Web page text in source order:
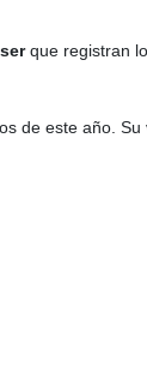
que registran
de este año. Su